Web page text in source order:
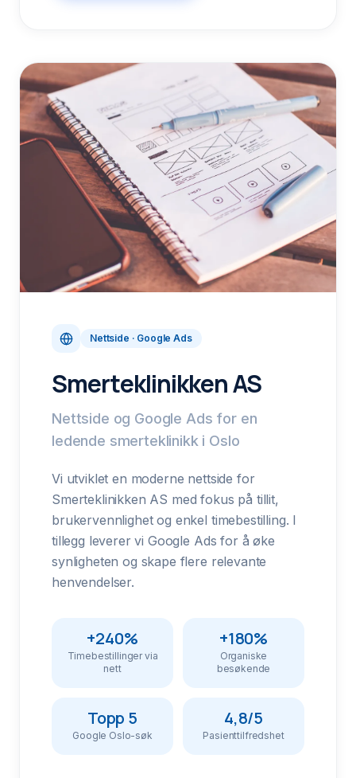
Nettside · Google Ads
Smerteklinikken AS
Nettside og Google Ads for en
ledende smerteklinikk i Oslo
Vi utviklet en moderne nettside for
Smerteklinikken AS med fokus på tillit,
brukervennlighet og enkel timebestilling. I
tillegg leverer vi Google Ads for å øke
synligheten og skape flere relevante
henvendelser.
+240%
Timebestillinger via
nett
+180%
Organiske
besøkende
Topp 5
Google Oslo-søk
4,8/5
Pasienttilfredshet